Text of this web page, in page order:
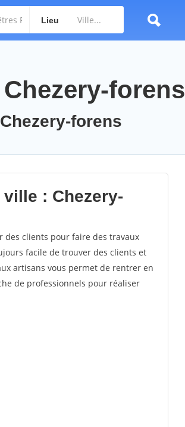
Lieu
forens
forens
: Chezery-
des clients pour faire des travaux
facile de trouver des clients et
artisans vous permet de rentrer en
de professionnels pour réaliser